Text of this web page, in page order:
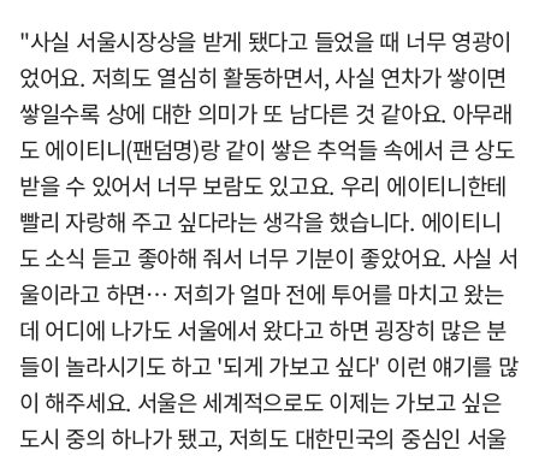
"사실 서울시장상을 받게 됐다고 들었을 때 너무 영광이
었어요. 저희도 열심히 활동하면서, 사실 연차가 쌓이면
쌓일수록 상에 대한 의미가 또 남다른 것 같아요. 아무래
도 에이티니(팬덤명)랑 같이 쌓은 추억들 속에서 큰 상도
받을 수 있어서 너무 보람도 있고요. 우리 에이티니한테
빨리 자랑해 주고 싶다라는 생각을 했습니다. 에이티니
도 소식 듣고 좋아해 줘서 너무 기분이 좋았어요. 사실 서
울이라고 하면… 저희가 얼마 전에 투어를 마치고 왔는
데 어디에 나가도 서울에서 왔다고 하면 굉장히 많은 분
들이 놀라시기도 하고 '되게 가보고 싶다' 이런 얘기를 많
이 해주세요. 서울은 세계적으로도 이제는 가보고 싶은
도시 중의 하나가 됐고, 저희도 대한민국의 중심인 서울